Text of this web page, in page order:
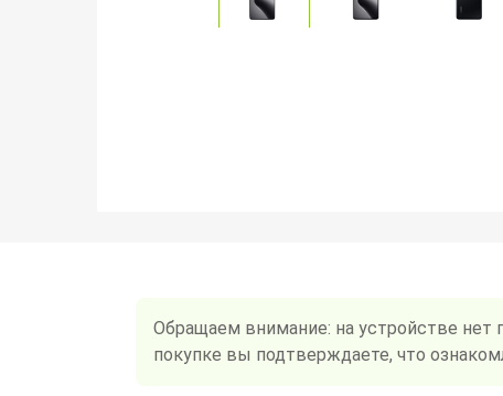
Обращаем внимание: на устройстве нет
покупке вы подтверждаете, что